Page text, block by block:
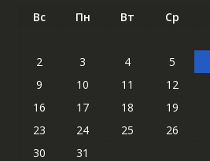
Вс Пн Вт Ср
2
3 4 5
9
10 11 12
16
17 18 19
23
24 25 26
30
31